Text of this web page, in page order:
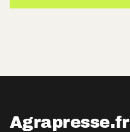
Agrapresse.fr